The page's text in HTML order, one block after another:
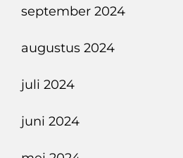
september 2024
augustus 2024
juli 2024
juni 2024